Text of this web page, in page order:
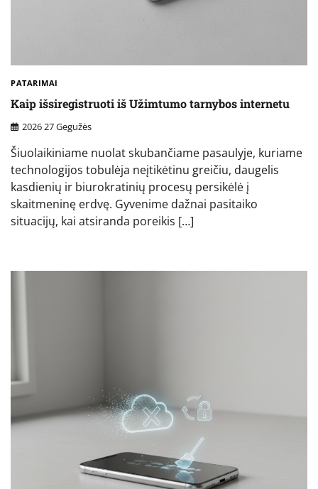
PATARIMAI
Kaip išsiregistruoti iš Užimtumo tarnybos internetu
2026 27 Gegužės
Šiuolaikiniame nuolat skubančiame pasaulyje, kuriame
technologijos tobulėja neįtikėtinu greičiu, daugelis
kasdienių ir biurokratinių procesų persikėlė į
skaitmeninę erdvę. Gyvenime dažnai pasitaiko
situacijų, kai atsiranda poreikis […]